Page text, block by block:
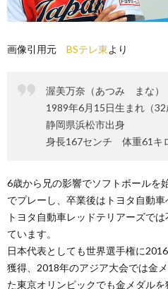
画像引用元 BSテレ東より
渥美万奈（あつみ まな）
1989年6月15日生まれ（32
静岡県浜松市出身
身長167センチ 体重61キ
6歳から兄の影響でソフトボールを
でプレーし、卒業後はトヨタ自動車
トヨタ自動車レッドテリアーズで
ています。
日本代表としても世界選手権に
獲得、2018年のアジア大会では金
た東京オリンピックでも金メダルを